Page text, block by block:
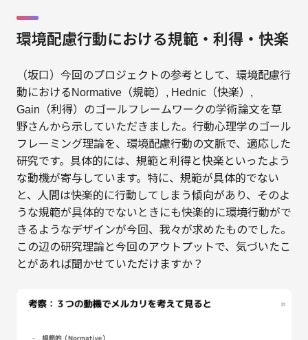
環境配慮行動における規範・利得・快楽
（坂口）今回のプロジェクトの参考として、環境配慮行
動におけるNormative（規範）, Hednic（快楽）,
Gain（利得）のゴールフレームワークの学術論文を草
野さんから示していただきました。行動心理学のゴール
フレーミング理論を、環境配慮行動の文脈で、適応した
研究です。具体的には、規範と利得と快楽といったよう
な動機が寄与しています。特に、規範が具体的でない
と、人間は快楽的に行動してしまう傾向があり、そのよ
うな規範が具体的でないときにも快楽的に環境行動がで
きるようなデザインが今回、我々が求めたものでした。
この辺の研究理論と今回のアウトプットで、気づいたこ
とがあれば聞かせていただけますか？